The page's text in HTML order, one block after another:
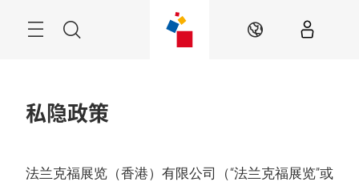
菜
ZH
私隐政策
法兰克福展览（香港）有限公司（“法兰克福展览”或